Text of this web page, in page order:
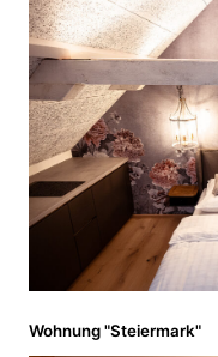
Wohnung "Steiermark"